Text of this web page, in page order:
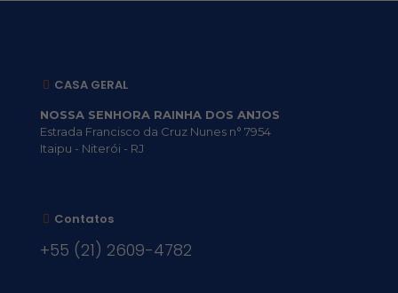
CASA GERAL
NOSSA SENHORA RAINHA DOS ANJOS
Estrada Francisco da Cruz Nunes n° 7954
Itaipu - Niterói - RJ
Contatos
+55 (21) 2609-4782